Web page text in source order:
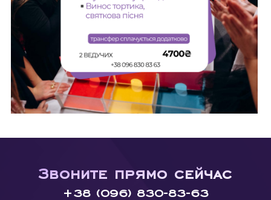
Звоните прямо сейчас
+38 (096) 830-83-63